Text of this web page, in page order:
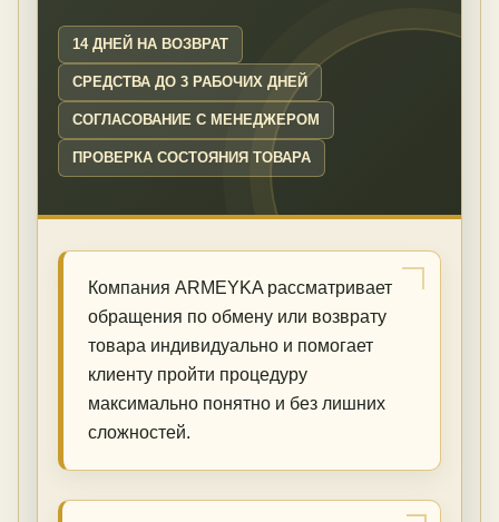
14 ДНЕЙ НА ВОЗВРАТ
СРЕДСТВА ДО 3 РАБОЧИХ ДНЕЙ
СОГЛАСОВАНИЕ С МЕНЕДЖЕРОМ
ПРОВЕРКА СОСТОЯНИЯ ТОВАРА
Компания ARMEYKA рассматривает
обращения по обмену или возврату
товара индивидуально и помогает
клиенту пройти процедуру
максимально понятно и без лишних
сложностей.